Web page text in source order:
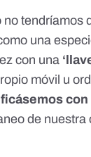
tendríamos
una
con una
móvil u
de